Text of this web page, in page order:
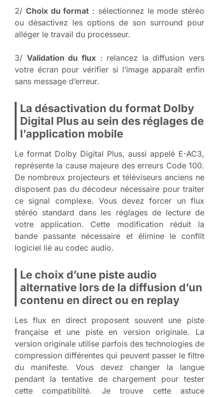
2/ Choix du format : sélectionnez le mode stéréo
ou désactivez les options de son surround pour
alléger le travail du processeur.
3/ Validation du flux: relancez la diffusion vers
votre écran pour vérifier si l’image apparaît enfin
sans message d’erreur.
La désactivation du format Dolby
Digital Plus au sein des réglages de
l’application mobile
Le format Dolby Digital Plus, aussi appelé E-AC3,
représente la cause majeure des erreurs Code 100.
De nombreux projecteurs et téléviseurs anciens ne
disposent pas du décodeur nécessaire pour traiter
ce signal complexe. Vous devez forcer un flux
stéréo standard dans les réglages de lecture de
votre application. Cette modification réduit la
bande passante nécessaire et élimine le conflit
logiciel lié au codec audio.
Le choix d’une piste audio
alternative lors de la diffusion d’un
contenu en direct ou en replay
Les flux en direct proposent souvent une piste
française et une piste en version originale. La
version originale utilise parfois des technologies de
compression différentes qui peuvent passer le filtre
du manifeste. Vous devez changer la langue
pendant la tentative de chargement pour tester
cette compatibilité. Je trouve cette astuce